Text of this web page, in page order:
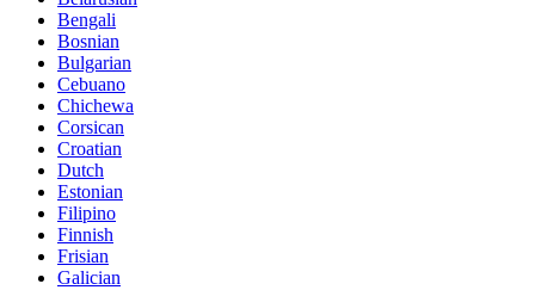
Bengali
Bosnian
Bulgarian
Cebuano
Chichewa
Corsican
Croatian
Dutch
Estonian
Filipino
Finnish
Frisian
Galician